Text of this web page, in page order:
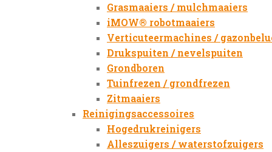
Grasmaaiers / mulchmaaiers
iMOW® robotmaaiers
Verticuteermachines /
Drukspuiten / nevelspuiten
Grondboren
Tuinfrezen / grondfrezen
Zitmaaiers
Reinigingsaccessoires
Hogedrukreinigers
Alleszuigers / waterstofzuigers